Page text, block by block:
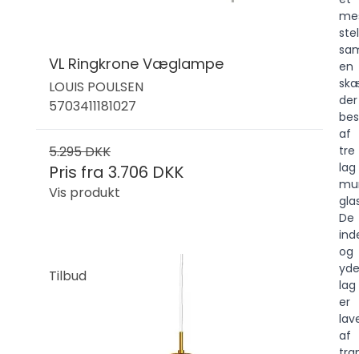
VL Ringkrone Væglampe
LOUIS POULSEN
5703411181027
5.295 DKK
Pris fra 3.706 DKK
Vis produkt
Tilbud
stel
en
der
af
tre
lag
De
og
lag
er
af